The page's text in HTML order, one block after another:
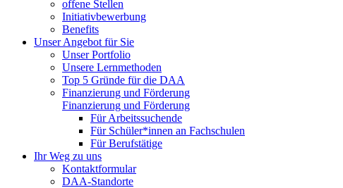
offene Stellen
Initiativbewerbung
Benefits
Unser Angebot für Sie
Unser Portfolio
Unsere Lernmethoden
Top 5 Gründe für die DAA
Finanzierung und Förderung
Finanzierung und Förderung
Für Arbeitssuchende
Für Schüler*innen an Fachschulen
Für Berufstätige
Ihr Weg zu uns
Kontaktformular
DAA-Standorte